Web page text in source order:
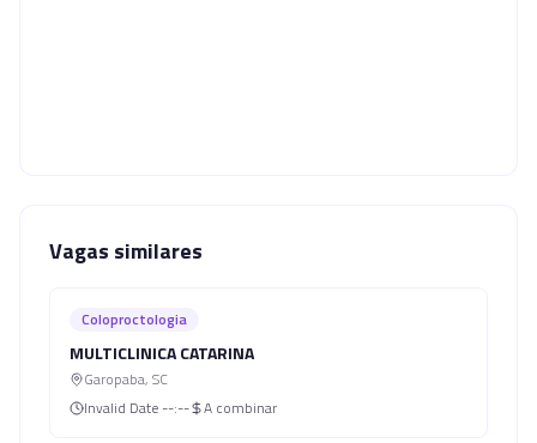
Vagas similares
Coloproctologia
MULTICLINICA CATARINA
Garopaba, SC
Invalid Date --:-- A combinar